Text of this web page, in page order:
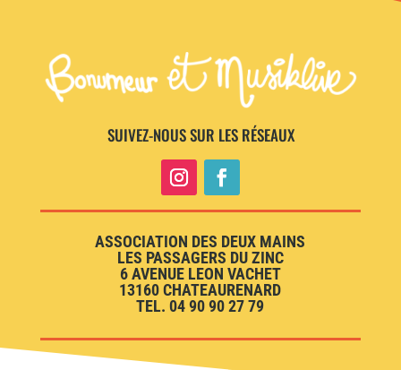
SUIVEZ-NOUS SUR LES RÉSEAUX
ASSOCIATION DES DEUX MAINS
LES PASSAGERS DU ZINC
6 AVENUE LEON VACHET
13160 CHATEAURENARD
TEL. 04 90 90 27 79